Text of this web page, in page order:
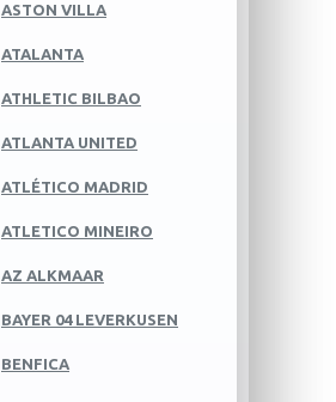
ASTON VILLA
ATALANTA
ATHLETIC BILBAO
ATLANTA UNITED
ATLÉTICO MADRID
ATLETICO MINEIRO
AZ ALKMAAR
BAYER 04 LEVERKUSEN
BENFICA